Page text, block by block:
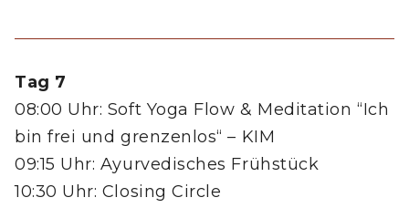
Tag 7
08:00 Uhr: Soft Yoga Flow & Meditation “Ich
bin frei und grenzenlos“ – KIM
09:15 Uhr: Ayurvedisches Frühstück
10:30 Uhr: Closing Circle